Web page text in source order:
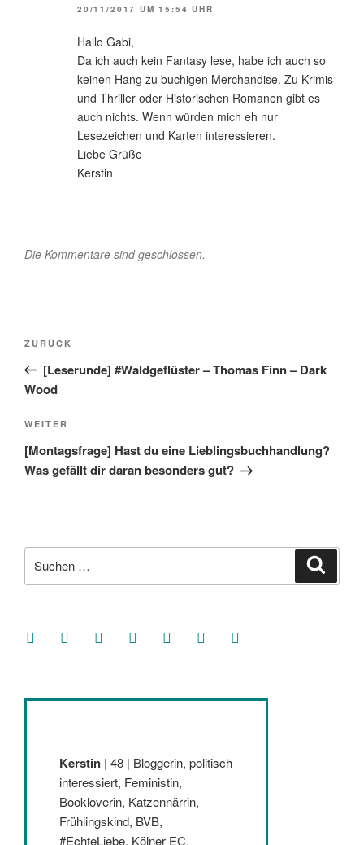
20/11/2017 UM 15:54 UHR
Hallo Gabi,
Da ich auch kein Fantasy lese, habe ich auch so
keinen Hang zu buchigen Merchandise. Zu Krimis
und Thriller oder Historischen Romanen gibt es
auch nichts. Wenn würden mich eh nur
Lesezeichen und Karten interessieren.
Liebe Grüße
Kerstin
Die Kommentare sind geschlossen.
Beitragsnavigation
Vorheriger
Beitrag
ZURÜCK
[Leserunde] #Waldgeflüster – Thomas Finn – Dark
Wood
Nächster
Beitrag
WEITER
[Montagsfrage] Hast du eine Lieblingsbuchhandlung?
Was gefällt dir daran besonders gut?
nach:
facebooksoundcloud
twitter mastodoninstagramthreads goodreads
Kerstin | 48 | Bloggerin, politisch
interessiert, Feministin,
Bookloverin, Katzennärrin,
Frühlingskind, BVB,
#EchteLiebe, Kölner EC,